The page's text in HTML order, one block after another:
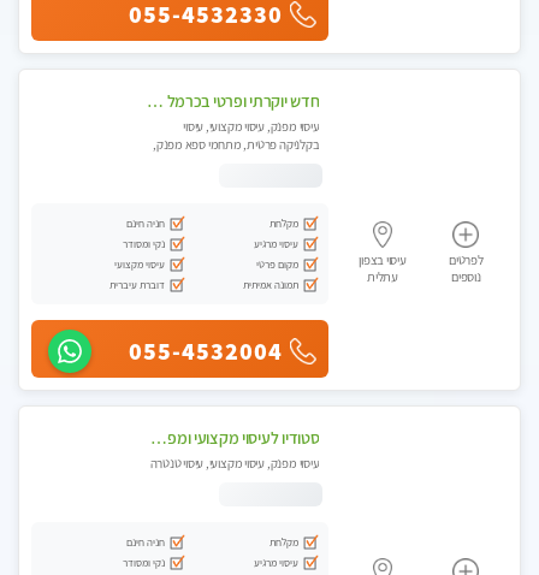
055-4532330
לפרטים
נוספים
עיסוי בצפון
עתלית
חדש יוקרתי ופרטי בכרמל – חיפה! פנקו את עצמכם ברוגע פינוק וחוויה בלתי נשכחת ללא מין !!
עיסוי מפנק, עיסוי מקצועי, עיסוי
בקלניקה פרטית, מתחמי ספא מפנק,
מקלחת
חניה חינם
עיסוי מרגיע
נקי ומסודר
מקום פרטי
עיסוי מקצועי
תמונה אמיתית
דוברת עיברית
055-4532004
סטודיו לעיסוי מקצועי ומפנק - מעסה מקצועית אלופה .....
עיסוי מפנק, עיסוי מקצועי, עיסוי טנטרה
מקלחת
חניה חינם
עיסוי מרגיע
נקי ומסודר